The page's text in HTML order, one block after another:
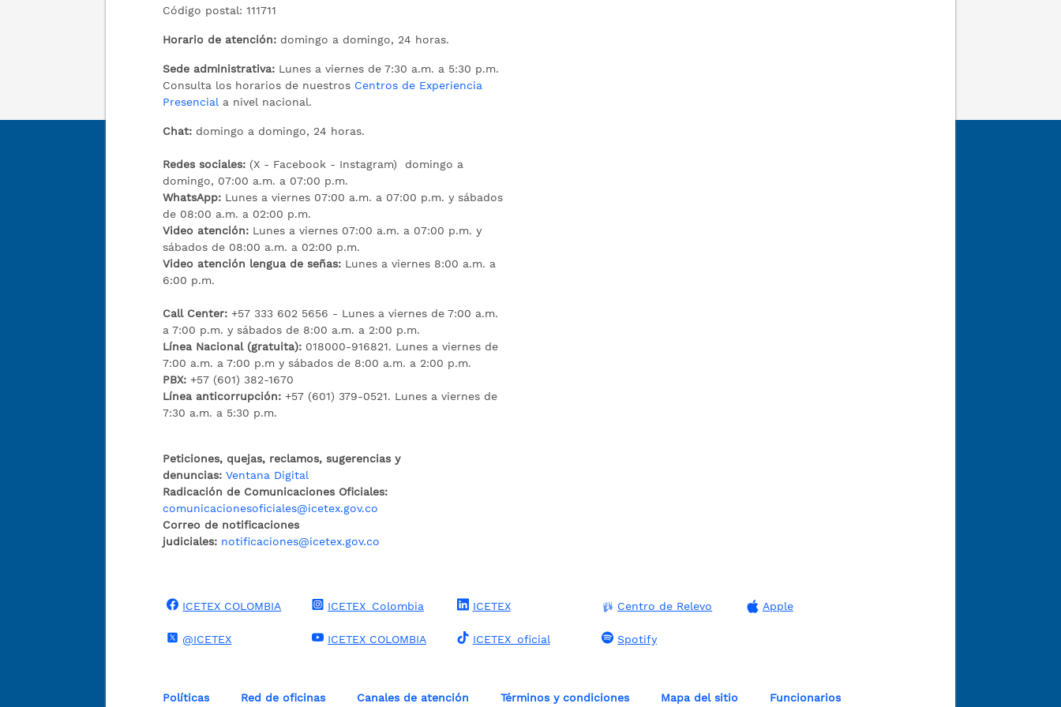
Código postal: 111711
Horario de atención: domingo a domingo, 24 horas.
Sede administrativa: Lunes a viernes de 7:30 a.m. a 5:30 p.m.
Consulta los horarios de nuestros Centros de Experiencia
Presencial a nivel nacional.
Chat: domingo a domingo, 24 horas.
Redes sociales: (X - Facebook - Instagram) domingo a
domingo, 07:00 a.m. a 07:00 p.m.
WhatsApp: Lunes a viernes 07:00 a.m. a 07:00 p.m. y sábados
de 08:00 a.m. a 02:00 p.m.
Video atención: Lunes a viernes 07:00 a.m. a 07:00 p.m. y
sábados de 08:00 a.m. a 02:00 p.m.
Video atención lengua de señas: Lunes a viernes 8:00 a.m. a
6:00 p.m.
Call Center:+57 333 602 5656 - Lunes a viernes de 7:00 a.m.
a 7:00 p.m. y sábados de 8:00 a.m. a 2:00 p.m.
Línea Nacional (gratuita): 018000-916821. Lunes a viernes de
7:00 a.m. a 7:00 p.m y sábados de 8:00 a.m. a 2:00 p.m.
PBX:+57 (601) 382-1670
Línea anticorrupción:+57 (601) 379-0521. Lunes a viernes de
7:30 a.m. a 5:30 p.m.
Peticiones, quejas, reclamos, sugerencias y
denuncias: Ventana Digital
Radicación de Comunicaciones Oficiales:
comunicacionesoficiales@icetex.gov.co
Correo de notificaciones
judiciales: notificaciones@icetex.gov.co
ICETEX COLOMBIA
@ICETEX
ICETEX_Colombia
ICETEX COLOMBIA
ICETEX
ICETEX_oficial
Centro de Relevo
Spotify
Apple
Políticas Red de oficinas Canales de atención Términos y condiciones Mapa del sitio Funcionarios